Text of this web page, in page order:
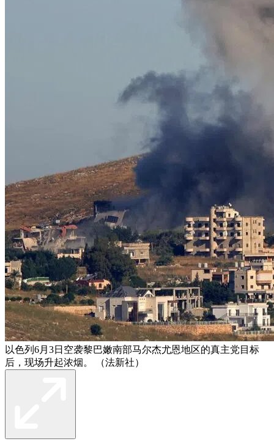
以色列6月3日空袭黎巴嫩南部马尔杰尤恩地区的真主党目标
后，现场升起浓烟。 （法新社）